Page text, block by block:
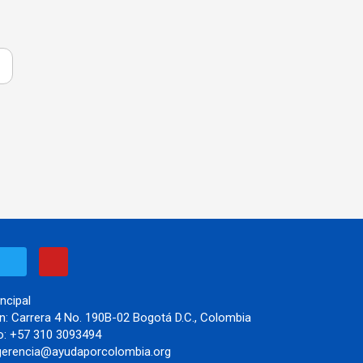
t
t
e
r
u
b
e
Carrera 4 No. 190B-02 Bogotá D.C., Colombia
+57 310 3093494